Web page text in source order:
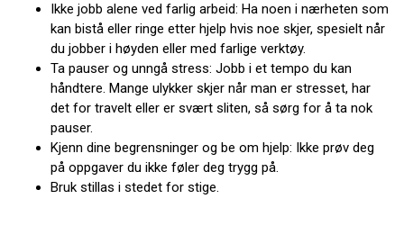
Ikke jobb alene ved farlig arbeid: Ha noen i nærheten som
kan bistå eller ringe etter hjelp hvis noe skjer, spesielt når
du jobber i høyden eller med farlige verktøy.
Ta pauser og unngå stress: Jobb i et tempo du kan
håndtere. Mange ulykker skjer når man er stresset, har
det for travelt eller er svært sliten, så sørg for å ta nok
pauser.
Kjenn dine begrensninger og be om hjelp: Ikke prøv deg
på oppgaver du ikke føler deg trygg på.
Bruk stillas i stedet for stige.